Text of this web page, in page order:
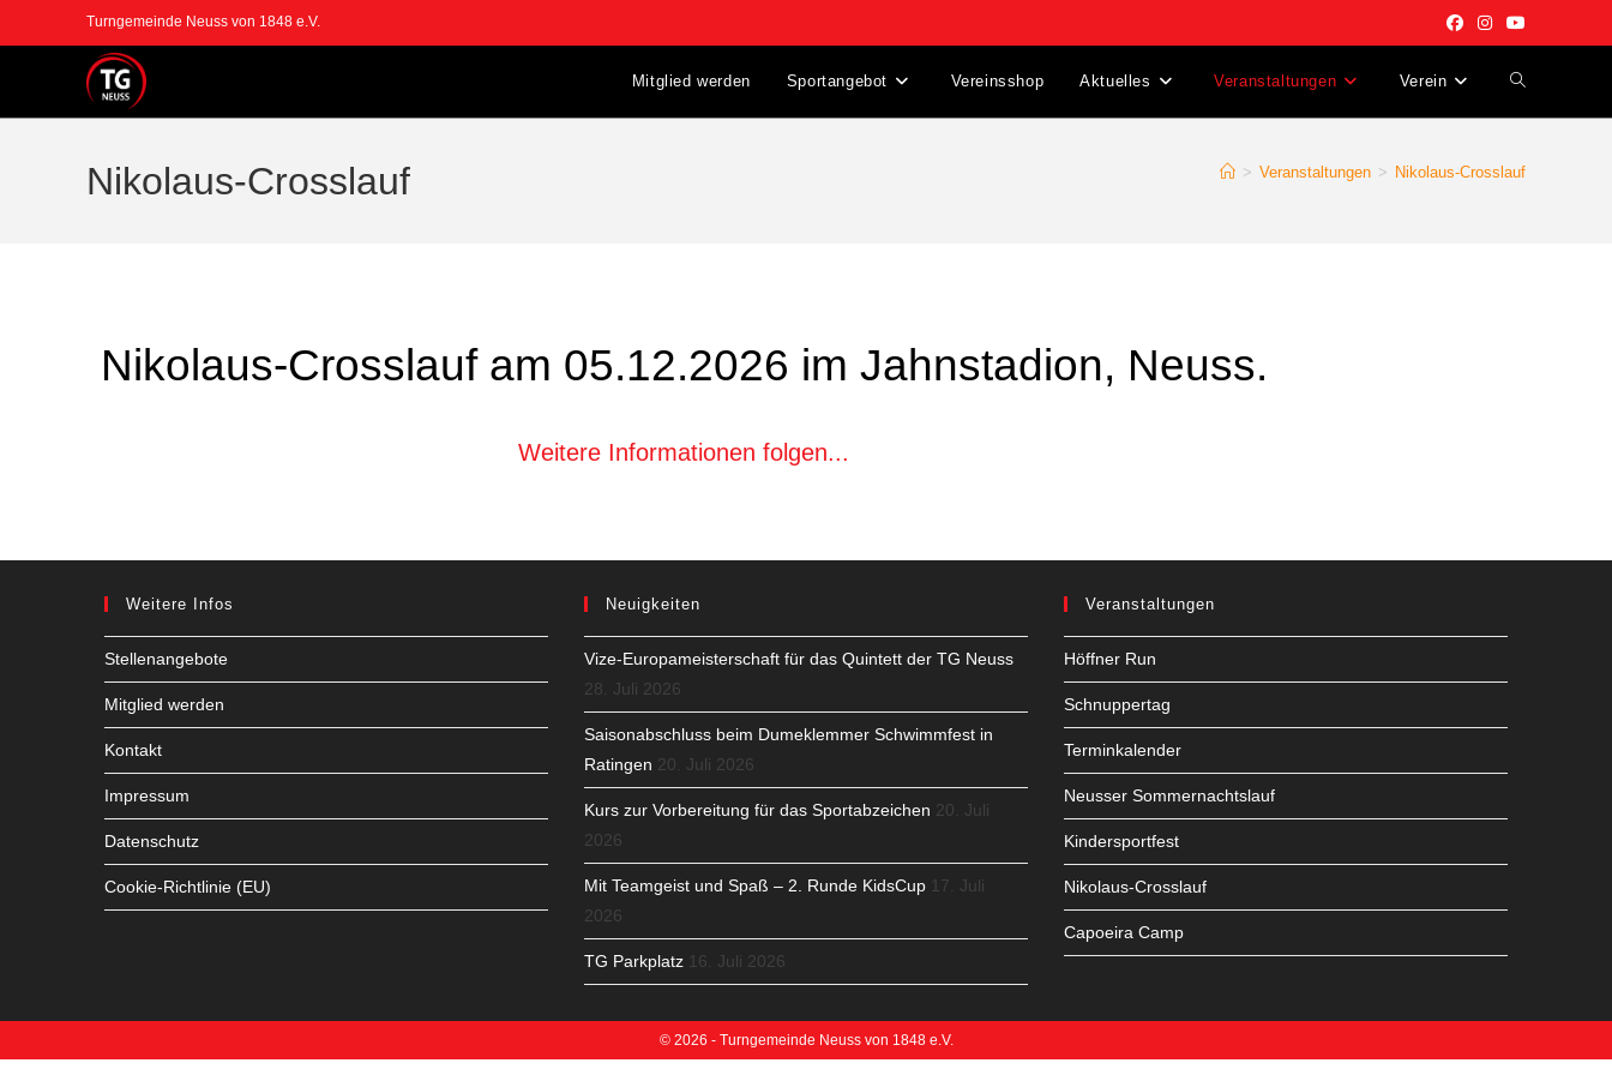
Turngemeinde Neuss von 1848 e.V.
Mitglied werden Sportangebot Vereinsshop Aktuelles Veranstaltungen Verein
Nikolaus-Crosslauf > Veranstaltungen > Nikolaus-Crosslauf
Nikolaus-Crosslauf am 05.12.2026 im Jahnstadion, Neuss.
Weitere Informationen folgen...
Weitere Infos
Stellenangebote
Mitglied werden
Kontakt
Impressum
Datenschutz
Cookie-Richtlinie (EU)
Neuigkeiten
Vize-Europameisterschaft für das Quintett der TG Neuss
28. Juli 2026
Saisonabschluss beim Dumeklemmer Schwimmfest in
Ratingen 20. Juli 2026
Kurs zur Vorbereitung für das Sportabzeichen 20. Juli
2026
Mit Teamgeist und Spaß – 2. Runde KidsCup 17. Juli
2026
TG Parkplatz 16. Juli 2026
Veranstaltungen
Höffner Run
Schnuppertag
Terminkalender
Neusser Sommernachtslauf
Kindersportfest
Nikolaus-Crosslauf
Capoeira Camp
© 2026 - Turngemeinde Neuss von 1848 e.V.